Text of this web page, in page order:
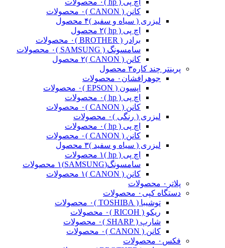
اچ پی ( hp )
۰ محصولات
کانن ( CANON )
۰ محصولات
لیزری ( سیاه و سفید )۴ محصول
اچ پی ( hp )
۲ محصول
برادر ( BROTHER )
۰ محصولات
سامسونگ ( SAMSUNG )
۰ محصولات
کانن ( CANON )
۲ محصول
پرینتر چند کاره۳ محصول
جوهرافشان ۰ محصولات
اپسون ( EPSON )
۰ محصولات
اچ پی ( hp )
۰ محصولات
کانن ( CANON )
۰ محصولات
لیزری ( رنگی )۰ محصولات
اچ پی ( hp )
۰ محصولات
کانن ( CANON )
۰ محصولات
لیزری ( سیاه و سفید )۳ محصول
اچ پی ( hp )
۱ محصولات
سامسونگ(SAMSUNG)
۱ محصولات
کانن ( CANON )
۱ محصولات
پلاتر ۰ محصولات
دستگاه کپی ۰ محصولات
توشیبا ( TOSHIBA )
۰ محصولات
ریکو ( RICOH )
۰ محصولات
شارپ ( SHARP )
۰ محصولات
کانن ( CANON )
۰ محصولات
فکس ۰ محصولات